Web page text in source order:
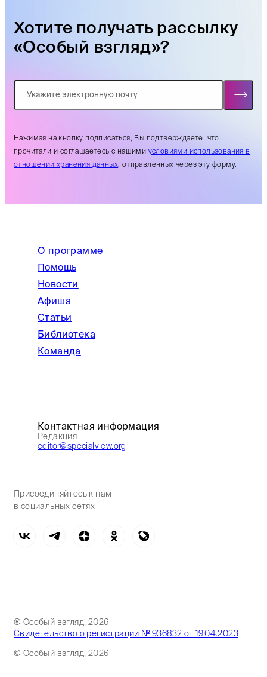
Хотите получать рассылку
«Особый взгляд»?
Нажимая на кнопку подписаться, Вы подтверждаете. что
прочитали и соглашаетесь с нашими условиями использования в
отношении хранения данных, отправленных через эту форму.
О программе
Помощь
Новости
Афиша
Статьи
Библиотека
Команда
Контактная информация
Редакция
editor@specialview.org
Присоединяйтесь к нам
в социальных сетях
® Особый взгляд, 2026
Свидетельство о регистрации № 936832 от 19.04.2023
© Особый взгляд, 2026